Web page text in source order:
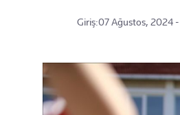
Giriş:07 Ağustos, 2024 -